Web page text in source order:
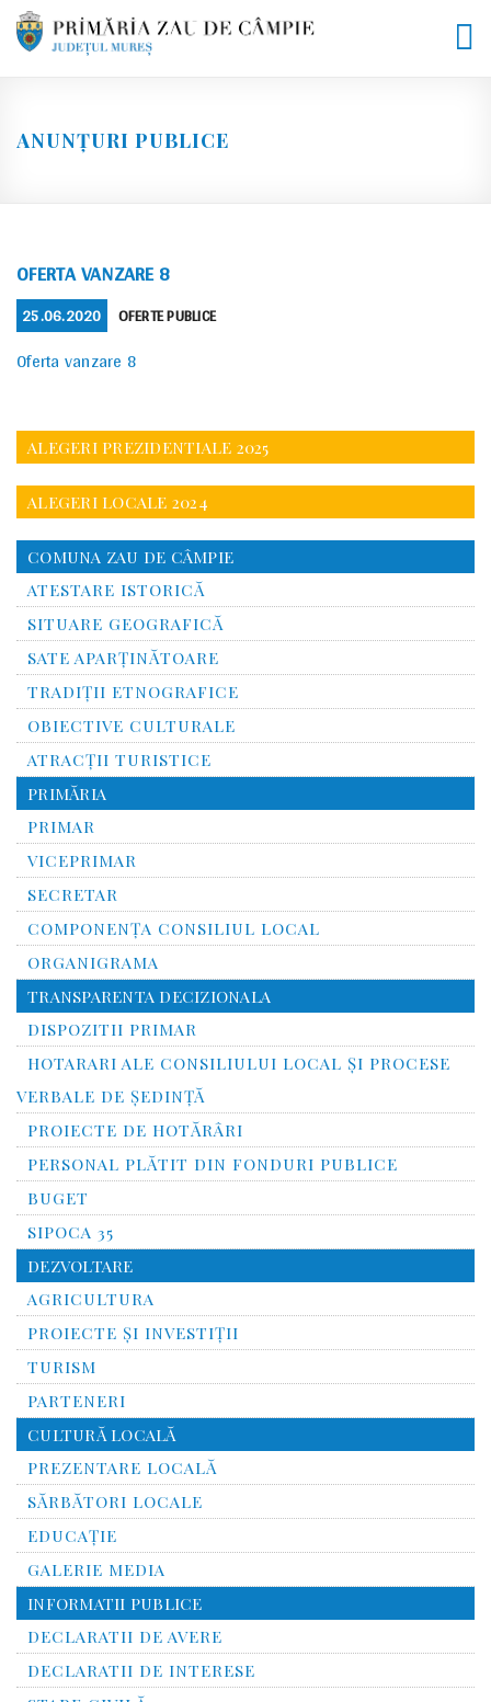
Skip
ANUNȚURI PUBLICE
OFERTA VANZARE 8
POSTED
ON
25.06.2020 CATEGORIES
OFERTE PUBLICE
Oferta vanzare 8
ALEGERI PREZIDENTIALE 2025
ALEGERI LOCALE 2024
COMUNA ZAU DE CÂMPIE
ATESTARE ISTORICĂ
SITUARE GEOGRAFICĂ
SATE APARȚINĂTOARE
TRADIȚII ETNOGRAFICE
OBIECTIVE CULTURALE
ATRACȚII TURISTICE
PRIMĂRIA
PRIMAR
VICEPRIMAR
SECRETAR
COMPONENȚA CONSILIUL LOCAL
ORGANIGRAMA
TRANSPARENTA DECIZIONALA
DISPOZITII PRIMAR
HOTARARI ALE CONSILIULUI LOCAL ȘI PROCESE
VERBALE DE ȘEDINȚĂ
PROIECTE DE HOTĂRÂRI
PERSONAL PLĂTIT DIN FONDURI PUBLICE
BUGET
SIPOCA 35
DEZVOLTARE
AGRICULTURA
PROIECTE ȘI INVESTIȚII
TURISM
PARTENERI
CULTURĂ LOCALĂ
PREZENTARE LOCALĂ
SĂRBĂTORI LOCALE
EDUCAȚIE
GALERIE MEDIA
INFORMATII PUBLICE
DECLARATII DE AVERE
DECLARATII DE INTERESE